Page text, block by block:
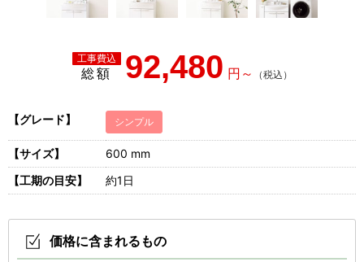
総額 92,480
【グレード】 シンプル
【サイズ】
600 mm
【工期の目安】
約1日
価格に含まれるもの